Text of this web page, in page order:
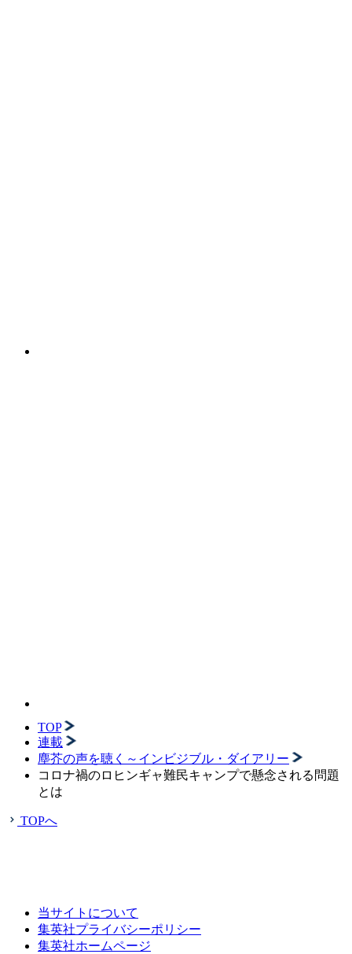
TOP
連載
塵芥の声を聴く～インビジブル・ダイアリー
コロナ禍のロヒンギャ難民キャンプで懸念される問題
とは
TOPへ
当サイトについて
集英社プライバシーポリシー
集英社ホームページ